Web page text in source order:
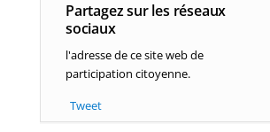
Partagez sur les réseaux
sociaux
l'adresse de ce site web de
participation citoyenne.
Tweet